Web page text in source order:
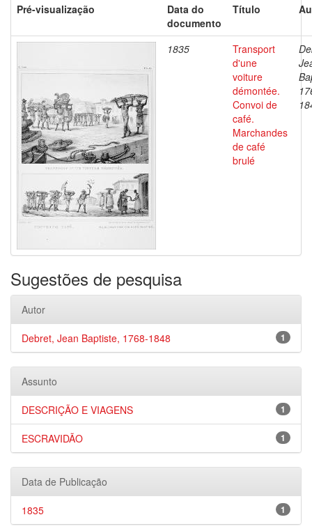
Pré-visualização
Data do
documento
Título
1835
Transport
d'une
voiture
démontée.
Convoi de
café.
Marchandes
de café
brulé
Sugestões de pesquisa
Autor
1
Debret, Jean Baptiste, 1768-1848
Assunto
1
DESCRIÇÃO E VIAGENS
1
ESCRAVIDÃO
Data de Publicação
1
1835